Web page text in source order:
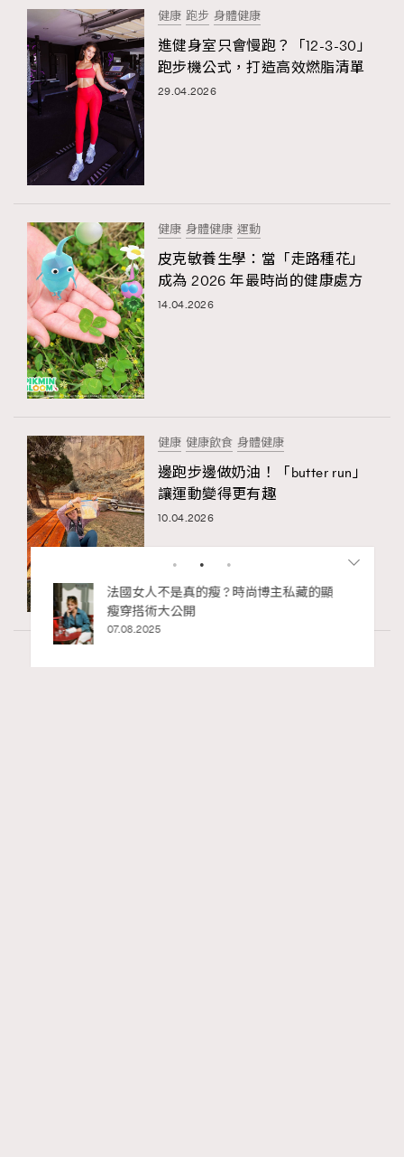
健康 跑步 身體健康
進健身室只會慢跑？「12-3-30」
跑步機公式，打造高效燃脂清單
29.04.2026
健康 身體健康 運動
皮克敏養生學：當「走路種花」
成為 2026 年最時尚的健康處方
14.04.2026
健康 健康飲食 身體健康
邊跑步邊做奶油！「butter run」
讓運動變得更有趣
10.04.2026
的顯
別再用酒精消毒皮革！6個清潔手袋小技
巧，讓你更愛惜你的手袋
02.06.2025